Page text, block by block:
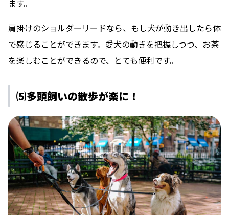
ます。
肩掛けのショルダーリードなら、 もし犬が動き出したら体
で感じることができます。 愛犬の動きを把握しつつ、お茶
を楽しむことができるので、とても便利です。
⑸多頭飼いの散歩が楽に！